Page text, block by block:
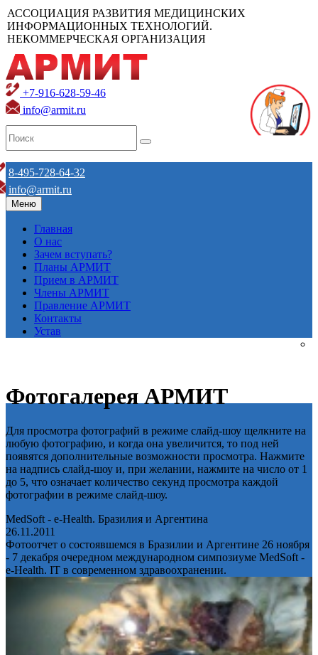
АССОЦИАЦИЯ РАЗВИТИЯ МЕДИЦИНСКИХ
ИНФОРМАЦИОННЫХ ТЕХНОЛОГИЙ.
НЕКОММЕРЧЕСКАЯ ОРГАНИЗАЦИЯ
+7-916-628-59-46
info@armit.ru
8-495-728-64-32
info@armit.ru
Меню
Главная
О нас
Зачем вступать?
Планы АРМИТ
Прием в АРМИТ
Члены АРМИТ
Правление АРМИТ
Контакты
Устав
Фотогалерея АРМИТ
Для просмотра фотографий в режиме слайд-шоу щелкните на
любую фотографию, и когда она увеличится, то под ней
появятся дополнительные возможности просмотра. Нажмите
на надпись слайд-шоу и, при желании, нажмите на число от 1
до 5, что означает количество секунд просмотра каждой
фотографии в режиме слайд-шоу.
MedSoft - e-Health. Бразилия и Аргентина
26.11.2011
Фотоотчет о состоявшемся в Бразилии и Аргентине 26 ноября
- 7 декабря очередном международном симпозиуме MedSoft -
e-Health. IT в современном здравоохранении.